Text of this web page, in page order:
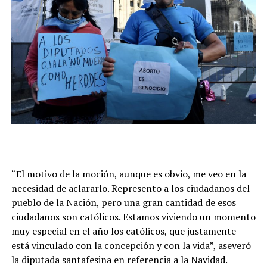
“El motivo de la moción, aunque es obvio, me veo en la
necesidad de aclararlo. Represento a los ciudadanos del
pueblo de la Nación, pero una gran cantidad de esos
ciudadanos son católicos. Estamos viviendo un momento
muy especial en el año los católicos, que justamente
está vinculado con la concepción y con la vida”, aseveró
la diputada santafesina en referencia a la Navidad.